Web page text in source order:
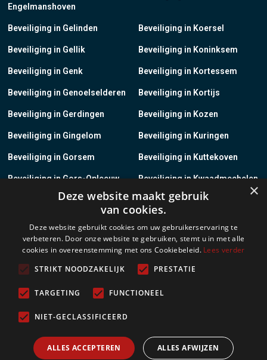
Engelmanshoven
Beveiliging in Gelinden
Beveiliging in Gellik
Beveiliging in Genk
Beveiliging in Genoelselderen
Beveiliging in Gerdingen
Beveiliging in Gingelom
Beveiliging in Gorsem
Beveiliging in Gors-Opleeuw
Beveiliging in Gotem
Beveiliging in Groot-Loon
Beveiliging in Grote-Brogel
Beveiliging in Grote-Spouwen
Beveiliging in Koersel
Beveiliging in Koninksem
Beveiliging in Kortessem
Beveiliging in Kortijs
Beveiliging in Kozen
Beveiliging in Kuringen
Beveiliging in Kuttekoven
Beveiliging in Kwaadmechelen
Beveiliging in Lanaken
Beveiliging in Lauw
Beveiliging in Leopoldsburg
×
Deze website maakt gebruik
van cookies.
Deze website gebruikt cookies om uw gebruikerservaring te
verbeteren. Door onze website te gebruiken, stemt u in met alle
cookies in overeenstemming met ons Cookiebeleid. Lees verder
STRIKT NOODZAKELIJK
PRESTATIE
TARGETING FUNCTIONEEL
NIET-GECLASSIFICEERD
ALLES ACCEPTEREN ALLES AFWIJZEN